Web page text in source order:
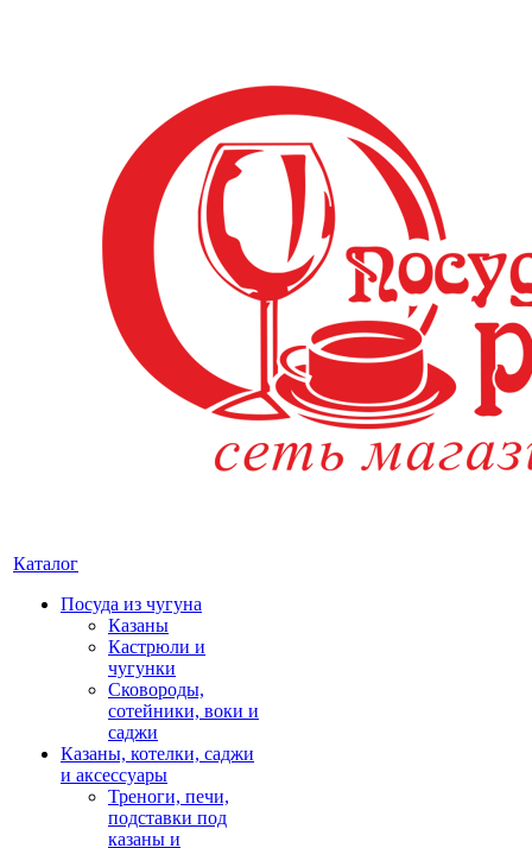
Каталог
Посуда из чугуна
Казаны
Кастрюли и
чугунки
Сковороды,
сотейники, воки и
саджи
Казаны, котелки, саджи
и аксессуары
Треноги, печи,
подставки под
казаны и